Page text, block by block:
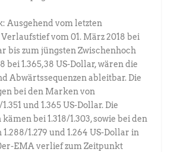
Ausgehend vom letzten
vom 01. März 2018 bei
bis zum jüngsten Zwischenhoch
bei 1.365,38 US-Dollar, wären die
Abwärtssequenzen ableitbar. Die
bei den Marken von
und 1.365 US-Dollar. Die
bei 1.318/1.303, sowie bei den
1.279 und 1.264 US-Dollar in
EMA verlief zum Zeitpunkt